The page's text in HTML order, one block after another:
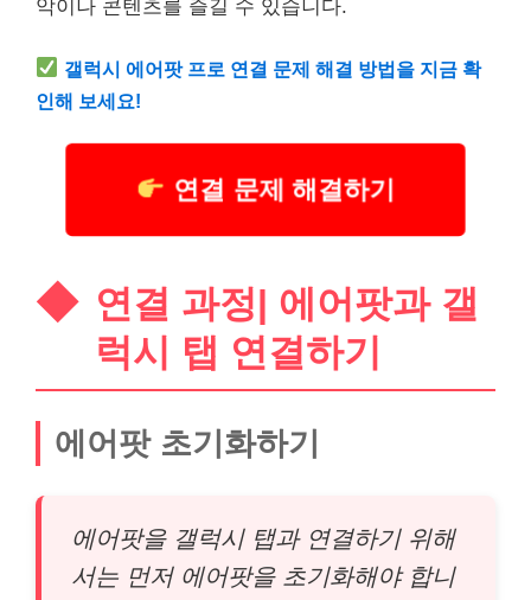
악이나 콘텐츠를 즐길 수 있습니다.
갤럭시 에어팟 프로 연결 문제 해결 방법을 지금 확
인해 보세요!
연결 문제 해결하기
연결 과정| 에어팟과 갤
럭시 탭 연결하기
에어팟 초기화하기
에어팟을 갤럭시 탭과 연결하기 위해
서는 먼저 에어팟을 초기화해야 합니